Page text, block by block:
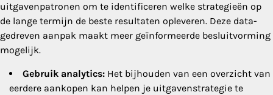
uitgavenpatronen om te identificeren welke strategieën op
de lange termijn de beste resultaten opleveren. Deze data-
gedreven aanpak maakt meer geïnformeerde besluitvorming
mogelijk.
Gebruik analytics: Het bijhouden van een overzicht van
eerdere aankopen kan helpen je uitgavenstrategie te